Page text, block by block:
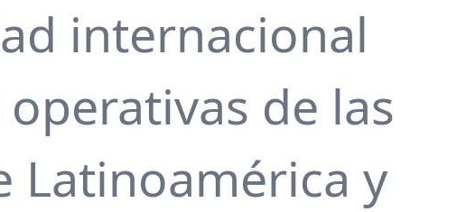
internacional
de las
Latinoamérica y